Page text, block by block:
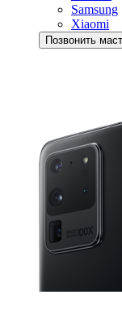
Samsung
Xiaomi
Позвонить